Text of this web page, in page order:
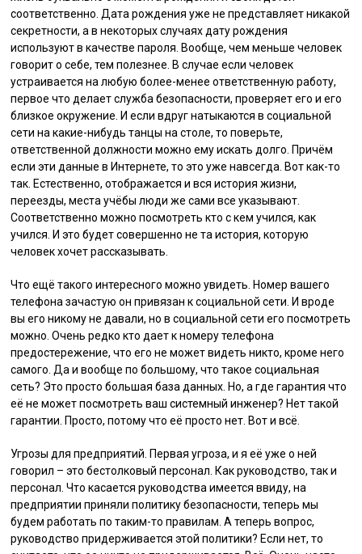
соответственно. Дата рождения уже не представляет никакой
секретности, а в некоторых случаях дату рождения
используют в качестве пароля. Вообще, чем меньше человек
говорит о себе, тем полезнее. В случае если человек
устраивается на любую более-менее ответственную работу,
первое что делает служба безопасности, проверяет его и его
близкое окружение. И если вдруг натыкаются в социальной
сети на какие-нибудь танцы на столе, то поверьте,
ответственной должности можно ему искать долго. Причём
если эти данные в Интернете, то это уже навсегда. Вот как-то
так. Естественно, отображается и вся история жизни,
переезды, места учёбы люди же сами все указывают.
Соответственно можно посмотреть кто с кем учился, как
учился. И это будет совершенно не та история, которую
человек хочет рассказывать.
Что ещё такого интересного можно увидеть. Номер вашего
телефона зачастую он привязан к социальной сети. И вроде
вы его никому не давали, но в социальной сети его посмотреть
можно. Очень редко кто дает к номеру телефона
предостережение, что его не может видеть никто, кроме него
самого. Да и вообще по большому, что такое социальная
сеть? Это просто большая база данных. Но, а где гарантия что
её не может посмотреть ваш системный инженер? Нет такой
гарантии. Просто, потому что её просто нет. Вот и всё.
Угрозы для предприятий. Первая угроза, и я её уже о ней
говорил – это бестолковый персонал. Как руководство, так и
персонал. Что касается руководства имеется ввиду, на
предприятии приняли политику безопасности, теперь мы
будем работать по таким-то правилам. А теперь вопрос,
руководство придерживается этой политики? Если нет, то